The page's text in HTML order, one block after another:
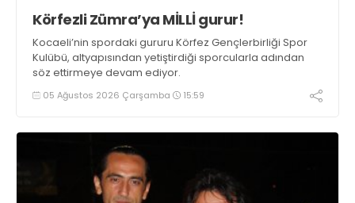
Körfezli Zümra’ya MİLLİ gurur!
Kocaeli’nin spordaki gururu Körfez Gençlerbirliği Spor
Kulübü, altyapısından yetiştirdiği sporcularla adından
söz ettirmeye devam ediyor.
05 Ağustos 2026 Çarşamba 15:59